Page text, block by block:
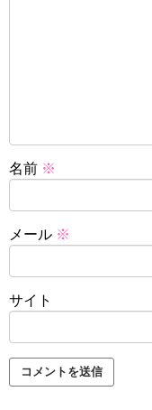
名前 ※
メール ※
サイト